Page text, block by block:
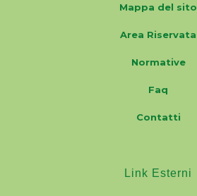
Mappa del sito
Area Riservata
Normative
Faq
Contatti
Link Esterni